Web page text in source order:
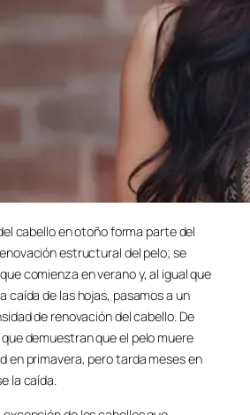
cabello en otoño forma parte del
estructural del pelo; se
comienza en verano y, al igual que
caída de las hojas, pasamos a un
de renovación del cabello. De
demuestran que el pelo muere
en primavera, pero tarda meses en
la caída.